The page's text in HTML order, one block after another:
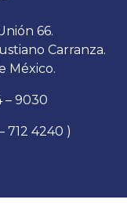
66.
Carranza.
México.
– 9030
712 4240 )